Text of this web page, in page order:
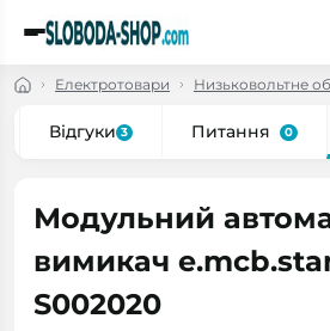
Електротовари Низьковольтне
Відгуки 3 Питання 0
Модульний
вимикач
S002020